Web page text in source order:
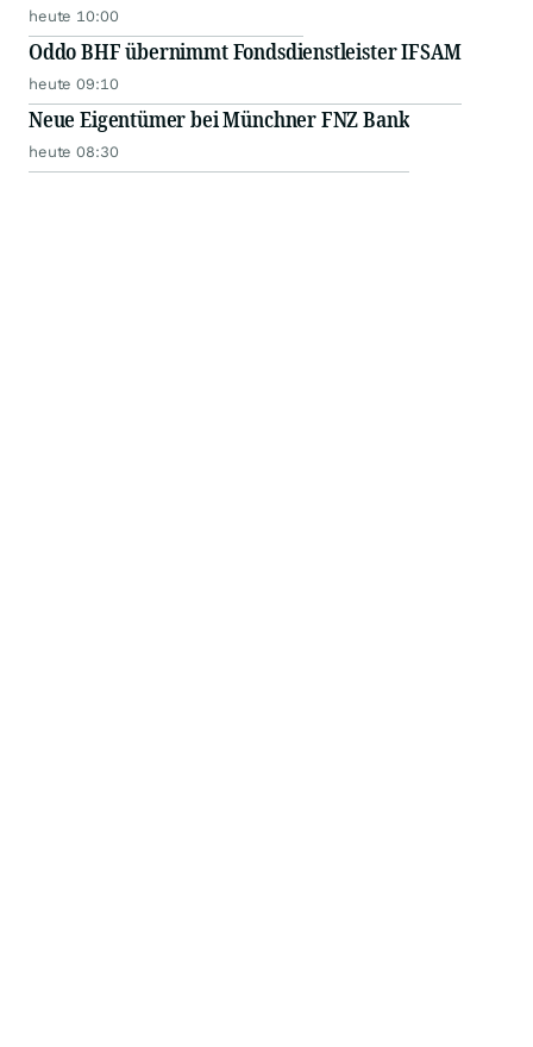
heute 10:00
Oddo BHF übernimmt Fondsdienstleister IFSAM
heute 09:10
Neue Eigentümer bei Münchner FNZ Bank
heute 08:30